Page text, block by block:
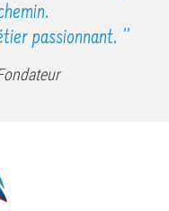
passionnant.